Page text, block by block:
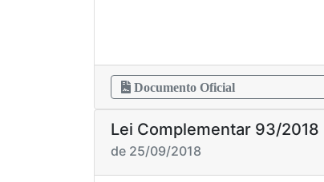
Documento Oficial
Lei Complementar 93/2018
de 25/09/2018